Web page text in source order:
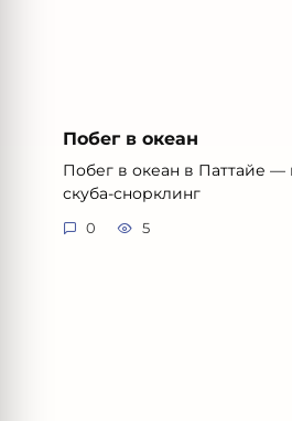
Побег в океан
Побег в океан в Паттайе —
скуба-снорклинг
0 5